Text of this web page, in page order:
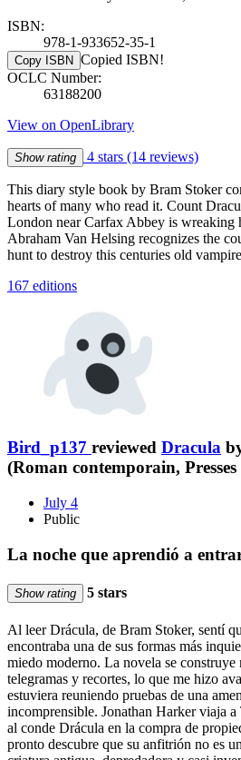
ISBN:
978-1-933652-35-1
Copy ISBN Copied ISBN!
OCLC Number:
63188200
View on OpenLibrary
Show rating 4 stars (14 reviews)
This diary style book by Bram Stoker
hearts of many who read it. Count
London near Carfax Abbey is wreaking
Abraham Van Helsing recognizes the
hunt to destroy this centuries old
167 editions
Bird_p137 reviewed Dracula
(Roman contemporain, Presses
July 4
Public
La noche que aprendió a
Show rating 5 stars
Al leer Drácula, de Bram Stoker, sentí
encontraba una de sus formas más
miedo moderno. La novela se construye
telegramas y recortes, lo que me hizo
estuviera reuniendo pruebas de una
incomprensible. Jonathan Harker viaja a
al conde Drácula en la compra de
pronto descubre que su anfitrión no es